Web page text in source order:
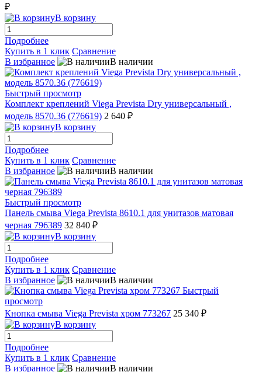
₽
В корзину
Подробнее
Купить в 1 клик Сравнение
В избранное
В наличии
Быстрый просмотр
Комплект креплений Viega Prevista Dry универсальный ,
модель 8570.36 (776619) 2 640 ₽
В корзину
Подробнее
Купить в 1 клик Сравнение
В избранное
В наличии
Быстрый просмотр
Панель смыва Viega Prevista 8610.1 для унитазов матовая
черная 796389 32 840 ₽
В корзину
Подробнее
Купить в 1 клик Сравнение
В избранное
В наличии
Быстрый
просмотр
Кнопка смыва Viega Prevista хром 773267 25 340 ₽
В корзину
Подробнее
Купить в 1 клик Сравнение
В избранное
В наличии